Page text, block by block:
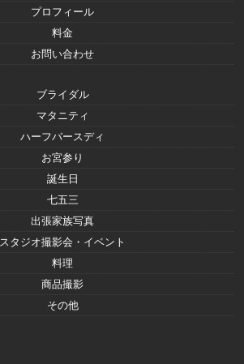
プロフィール
料金
お問い合わせ
ブライダル
マタニティ
ハーフバースディ
お宮参り
誕生日
七五三
出張家族写真
スタジオ撮影会・イベント
料理
商品撮影
その他